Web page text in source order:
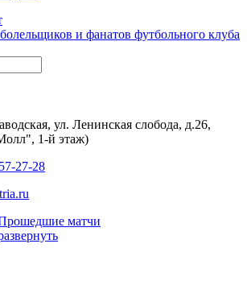
ул. Ленинская слобода, д.26,
1-й этаж)
27-28
матчи